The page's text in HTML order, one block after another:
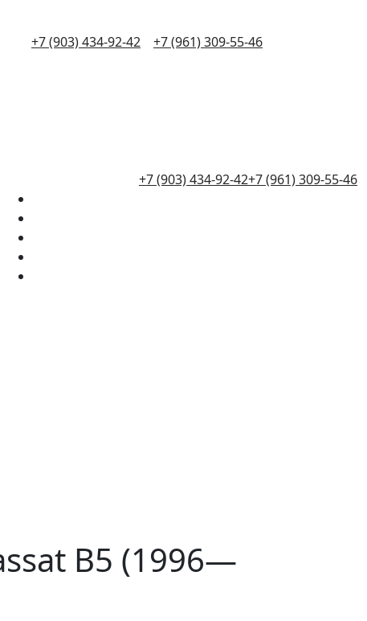
+7 (903) 434-92-42 +7 (961) 309-55-46
+7 (903) 434-92-42+7 (961) 309-55-46
B5 (1996—